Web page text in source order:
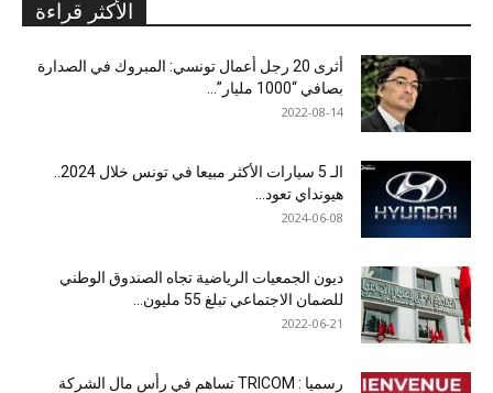
الأكثر قراءة
أثرى 20 رجل أعمال تونسي: المبروك في الصدارة
بصافي “1000 مليار”...
2022-08-14
هيونداي تعود...
2024-06-08
ديون الجمعيات الرياضية تجاه الصندوق الوطني
للضمان الاجتماعي تبلغ 55 مليون...
2022-06-21
رسميا : TRICOM تساهم في رأس مال الشركة